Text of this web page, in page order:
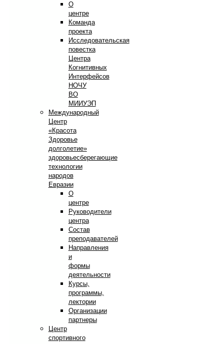
О
центре
Команда
проекта
Исследовательская
повестка
Центра
Когнитивных
Интерфейсов
НОЧУ
ВО
МИИУЭП
Международный
Центр
«Красота
Здоровье
долголетие»
здоровьесберегающие
технологии
народов
Евразии
О
центре
Руководители
центра
Состав
преподавателей
Направления
и
формы
деятельности
Курсы,
программы,
лектории
Организации
партнеры
Центр
спортивного